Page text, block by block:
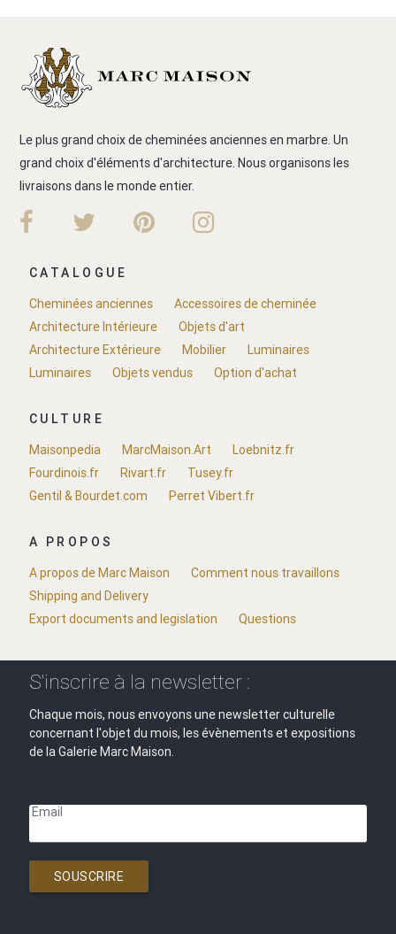
Le plus grand choix de cheminées anciennes en marbre. Un
grand choix d'éléments d'architecture. Nous organisons les
livraisons dans le monde entier.
CATALOGUE
Cheminées anciennes
Accessoires de cheminée
Architecture Intérieure
Objets d'art
Architecture Extérieure
Mobilier
Luminaires
Luminaires
Objets vendus Option d'achat
CULTURE
Maisonpedia
MarcMaison.Art
Loebnitz.fr
Fourdinois.fr
Rivart.fr
Tusey.fr
Gentil & Bourdet.com
Perret Vibert.fr
A PROPOS
A propos de Marc Maison
Comment nous travaillons
Shipping and Delivery
Export documents and legislation
Questions
S'inscrire à la newsletter :
Chaque mois, nous envoyons une newsletter culturelle
concernant l'objet du mois, les évènements et expositions
de la Galerie Marc Maison.
Email
SOUSCRIRE